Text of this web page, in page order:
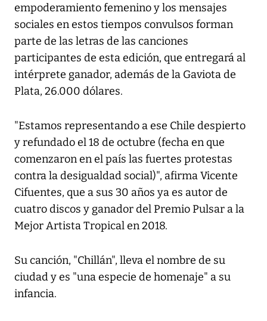
empoderamiento femenino y los mensajes
sociales en estos tiempos convulsos forman
parte de las letras de las canciones
participantes de esta edición, que entregará al
intérprete ganador, además de la Gaviota de
Plata, 26.000 dólares.
"Estamos representando a ese Chile despierto
y refundado el 18 de octubre (fecha en que
comenzaron en el país las fuertes protestas
contra la desigualdad social)", afirma Vicente
Cifuentes, que a sus 30 años ya es autor de
cuatro discos y ganador del Premio Pulsar a la
Mejor Artista Tropical en 2018.
Su canción, "Chillán", lleva el nombre de su
ciudad y es "una especie de homenaje" a su
infancia.